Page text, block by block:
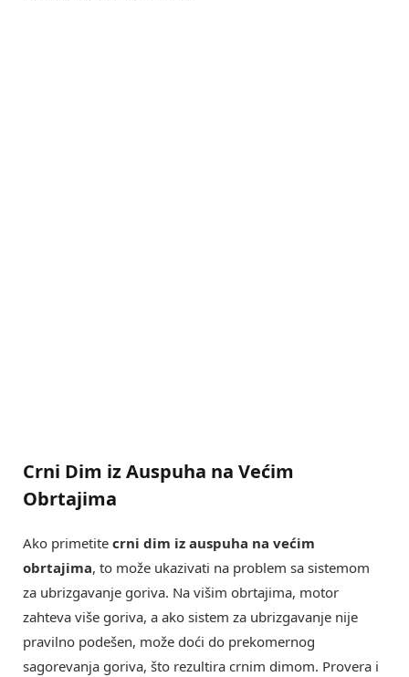
Crni Dim iz Auspuha na Većim
Obrtajima
Ako primetite crni dim iz auspuha na većim
obrtajima, to može ukazivati na problem sa sistemom
za ubrizgavanje goriva. Na višim obrtajima, motor
zahteva više goriva, a ako sistem za ubrizgavanje nije
pravilno podešen, može doći do prekomernog
sagorevanja goriva, što rezultira crnim dimom. Provera i